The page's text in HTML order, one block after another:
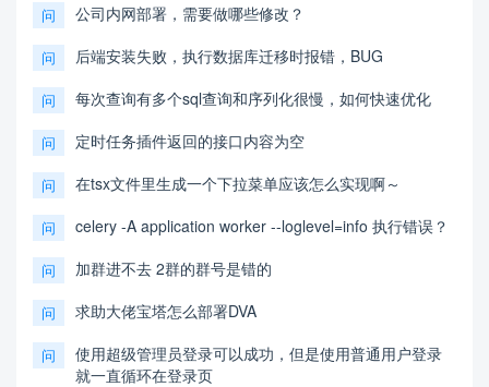
问 公司内网部署，需要做哪些修改？
问 后端安装失败，执行数据库迁移时报错，BUG
问 每次查询有多个sql查询和序列化很慢，如何快速优化
问 定时任务插件返回的接口内容为空
问 在tsx文件里生成一个下拉菜单应该怎么实现啊～
问 celery -A application worker --loglevel=info 执行错误？
问 加群进不去 2群的群号是错的
问 求助大佬宝塔怎么部署DVA
问
使用超级管理员登录可以成功，但是使用普通用户登录
就一直循环在登录页